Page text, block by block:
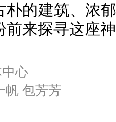
朴的建筑、浓
前来探寻这座
心
帆 包芳芳